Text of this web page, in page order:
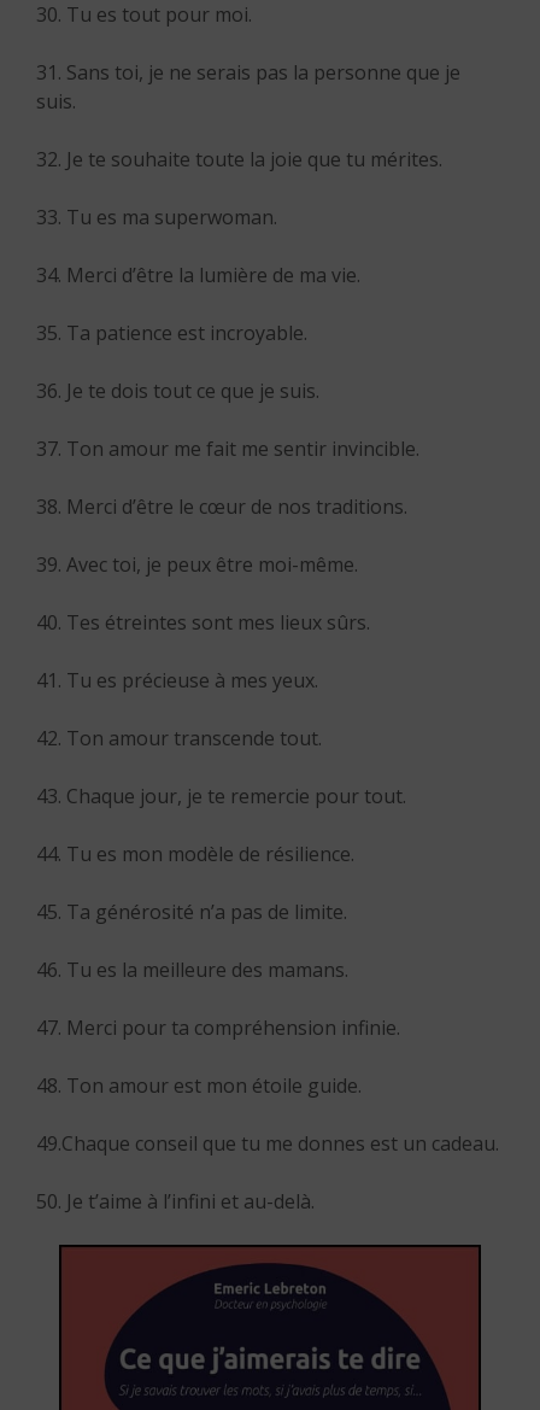
30. Tu es tout pour moi.
31. Sans toi, je ne serais pas la personne que je
suis.
32. Je te souhaite toute la joie que tu mérites.
33. Tu es ma superwoman.
34. Merci d’être la lumière de ma vie.
35. Ta patience est incroyable.
36. Je te dois tout ce que je suis.
37. Ton amour me fait me sentir invincible.
38. Merci d’être le cœur de nos traditions.
39. Avec toi, je peux être moi-même.
40. Tes étreintes sont mes lieux sûrs.
41. Tu es précieuse à mes yeux.
42. Ton amour transcende tout.
43. Chaque jour, je te remercie pour tout.
44. Tu es mon modèle de résilience.
45. Ta générosité n’a pas de limite.
46. Tu es la meilleure des mamans.
47. Merci pour ta compréhension infinie.
48. Ton amour est mon étoile guide.
49.Chaque conseil que tu me donnes est un cadeau.
50. Je t’aime à l’infini et au-delà.